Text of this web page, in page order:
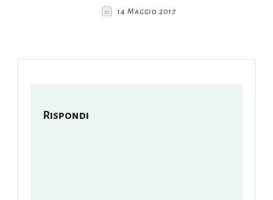
14 Maggio 2017
Rispondi